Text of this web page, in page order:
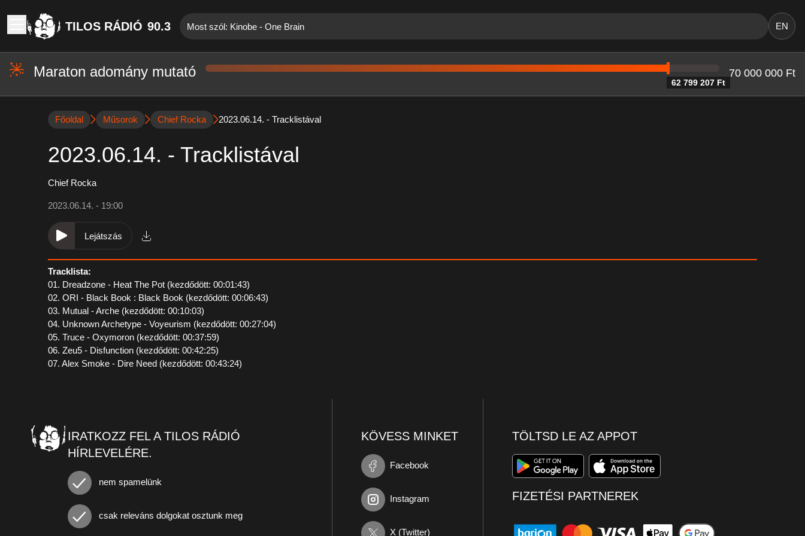
TILOS RÁDIÓ 90.3 Most szól: Kinobe - One Brain EN
Maraton adomány mutató
62 799 207 Ft
70 000 000 Ft
Főoldal Műsorok Chief Rocka 2023.06.14. - Tracklistával
2023.06.14. - Tracklistával
Chief Rocka
2023.06.14. - 19:00
Lejátszás
Tracklista:
01. Dreadzone - Heat The Pot (kezdődött: 00:01:43)
02. ORI - Black Book : Black Book (kezdődött: 00:06:43)
03. Mutual - Arche (kezdődött: 00:10:03)
04. Unknown Archetype - Voyeurism (kezdődött: 00:27:04)
05. Truce - Oxymoron (kezdődött: 00:37:59)
06. Zeu5 - Disfunction (kezdődött: 00:42:25)
07. Alex Smoke - Dire Need (kezdődött: 00:43:24)
IRATKOZZ FEL A TILOS RÁDIÓ
HÍRLEVELÉRE.
nem spamelünk
csak releváns dolgokat osztunk meg
KÖVESS MINKET
Facebook
Instagram
X (Twitter)
TÖLTSD LE AZ APPOT
FIZETÉSI PARTNEREK